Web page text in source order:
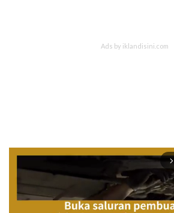
arrow_forward_ios